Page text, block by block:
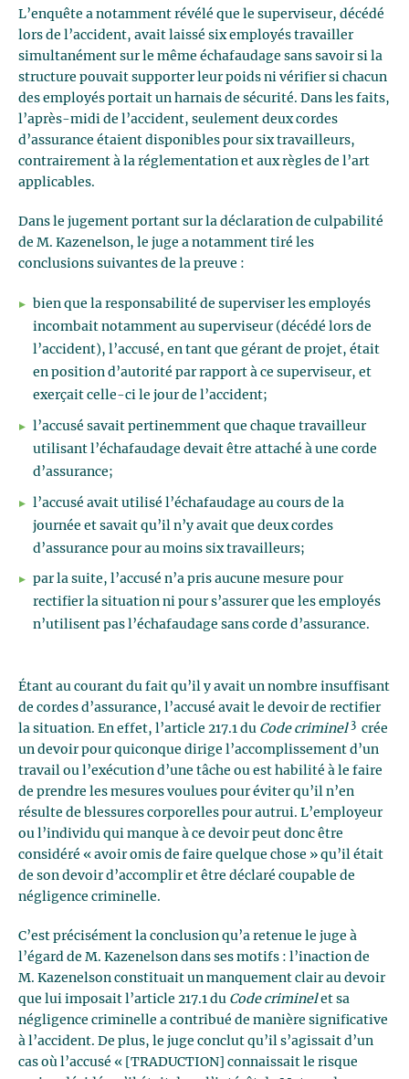
L’enquête a notamment révélé que le superviseur, décédé
lors de l’accident, avait laissé six employés travailler
simultanément sur le même échafaudage sans savoir si la
structure pouvait supporter leur poids ni vérifier si chacun
des employés portait un harnais de sécurité. Dans les faits,
l’après-midi de l’accident, seulement deux cordes
d’assurance étaient disponibles pour six travailleurs,
contrairement à la réglementation et aux règles de l’art
applicables.
Dans le jugement portant sur la déclaration de culpabilité
de M. Kazenelson, le juge a notamment tiré les
conclusions suivantes de la preuve :
bien que la responsabilité de superviser les employés
incombait notamment au superviseur (décédé lors de
l’accident), l’accusé, en tant que gérant de projet, était
en position d’autorité par rapport à ce superviseur, et
exerçait celle-ci le jour de l’accident;
l’accusé savait pertinemment que chaque travailleur
utilisant l’échafaudage devait être attaché à une corde
d’assurance;
l’accusé avait utilisé l’échafaudage au cours de la
journée et savait qu’il n’y avait que deux cordes
d’assurance pour au moins six travailleurs;
par la suite, l’accusé n’a pris aucune mesure pour
rectifier la situation ni pour s’assurer que les employés
n’utilisent pas l’échafaudage sans corde d’assurance.
Étant au courant du fait qu’il y avait un nombre insuffisant
de cordes d’assurance, l’accusé avait le devoir de rectifier
la situation. En effet, l’article 217.1 du Code criminel 3 crée
un devoir pour quiconque dirige l’accomplissement d’un
travail ou l’exécution d’une tâche ou est habilité à le faire
de prendre les mesures voulues pour éviter qu’il n’en
résulte de blessures corporelles pour autrui. L’employeur
ou l’individu qui manque à ce devoir peut donc être
considéré « avoir omis de faire quelque chose » qu’il était
de son devoir d’accomplir et être déclaré coupable de
négligence criminelle.
C’est précisément la conclusion qu’a retenue le juge à
l’égard de M. Kazenelson dans ses motifs : l’inaction de
M. Kazenelson constituait un manquement clair au devoir
que lui imposait l’article 217.1 du Code criminelet sa
négligence criminelle a contribué de manière significative
à l’accident. De plus, le juge conclut qu’il s’agissait d’un
cas où l’accusé « [TRADUCTION] connaissait le risque